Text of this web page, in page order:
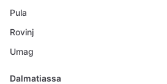
Pula
Rovinj
Umag
Dalmatiassa